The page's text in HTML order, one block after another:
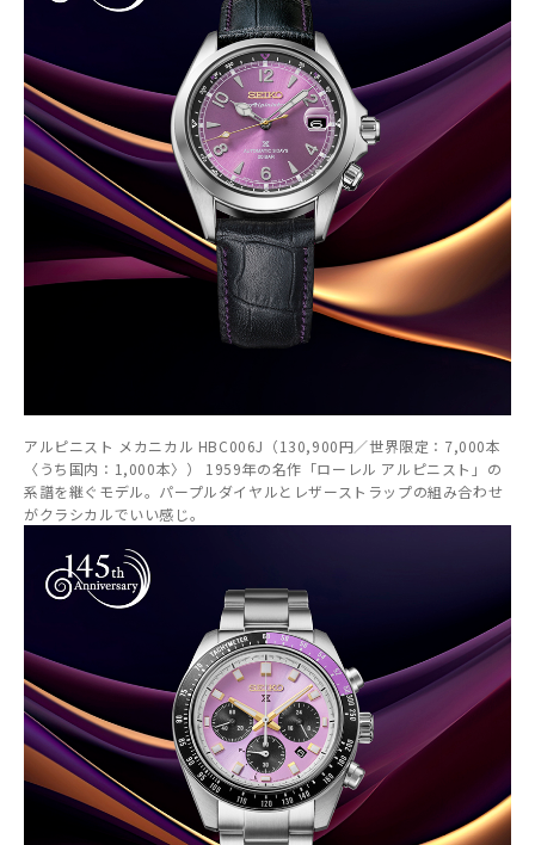
アルピニスト メカニカル HBC006J（130,900円／世界限定：7,000本
〈うち国内：1,000本〉） 1959年の名作「ローレル アルピニスト」の
系譜を継ぐモデル。パープルダイヤルとレザーストラップの組み合わせ
がクラシカルでいい感じ。